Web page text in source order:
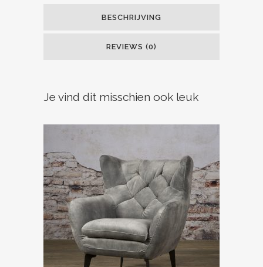
BESCHRIJVING
REVIEWS (0)
Je vind dit misschien ook leuk